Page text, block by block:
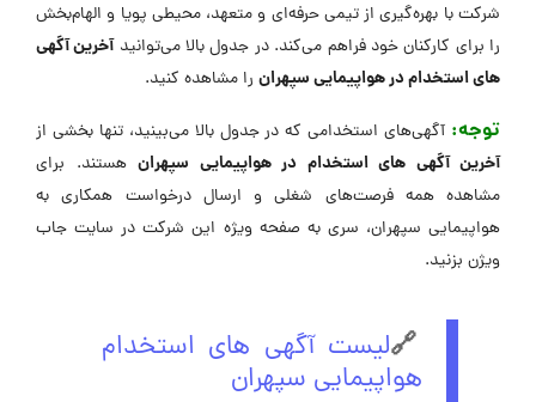
شرکت با بهره‌گیری از تیمی حرفه‌ای و متعهد، محیطی پویا و الهام‌بخش
را برای کارکنان خود فراهم می‌کند. در جدول بالا می‌توانیدآخرین آگهی
های استخدام در هواپیمایی سپهران را مشاهده کنید.
توجه: آگهی‌های استخدامی که در جدول بالا می‌بینید، تنها بخشی از
آخرین آگهی های استخدام در هواپیمایی سپهران هستند. برای
مشاهده همه فرصت‌های شغلی و ارسال درخواست همکاری به
هواپیمایی سپهران، سری به صفحه ویژه این شرکت در ‌سایت جاب
ویژن بزنید.
🔗لیست آگهی های استخدام
هواپیمایی سپهران